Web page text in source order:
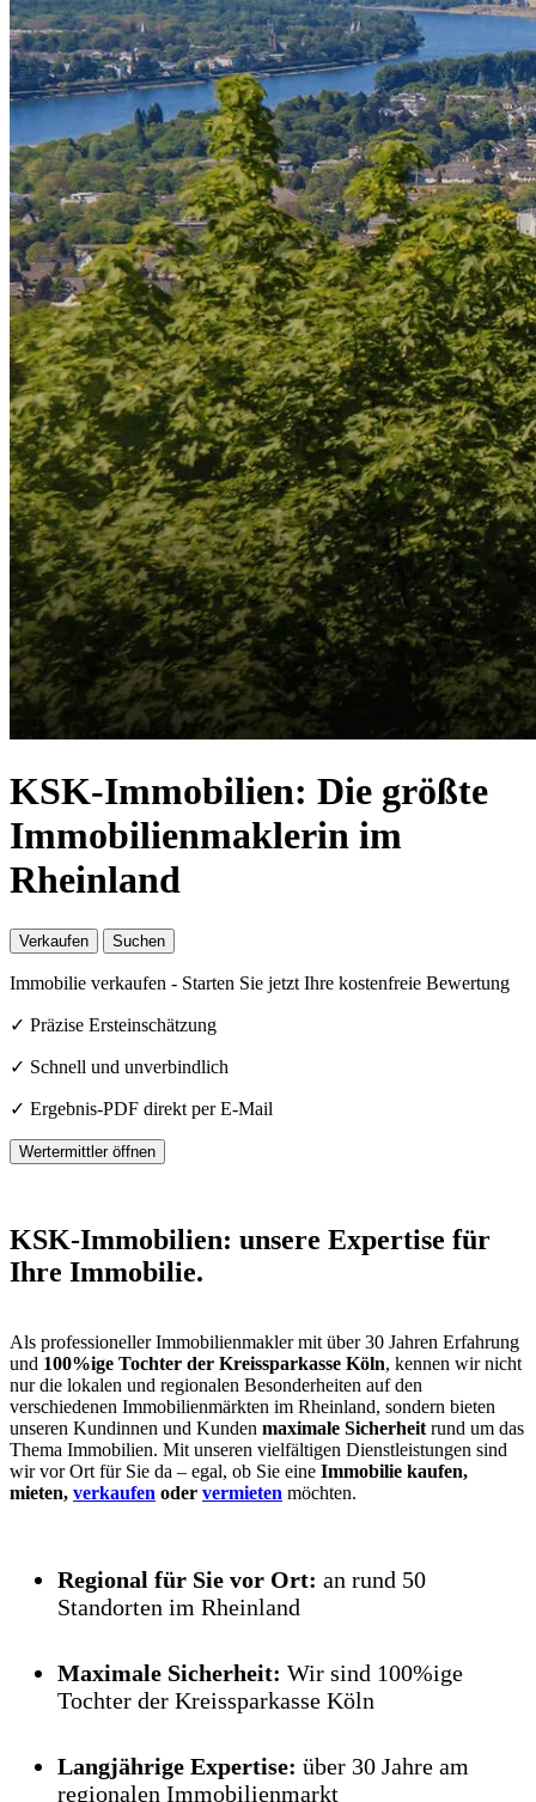
KSK-Immobilien: Die größte
Immobilienmaklerin im
Rheinland
Verkaufen Suchen
Immobilie verkaufen - Starten Sie jetzt Ihre kostenfreie Bewertung
✓ Präzise Ersteinschätzung
✓ Schnell und unverbindlich
✓ Ergebnis-PDF direkt per E-Mail
Wertermittler öffnen
KSK-Immobilien: unsere Expertise für
Ihre Immobilie.
Als professioneller Immobilienmakler mit über 30 Jahren Erfahrung
und 100%ige Tochter der Kreissparkasse Köln, kennen wir nicht
nur die lokalen und regionalen Besonderheiten auf den
verschiedenen Immobilienmärkten im Rheinland, sondern bieten
unseren Kundinnen und Kunden maximale Sicherheit rund um das
Thema Immobilien. Mit unseren vielfältigen Dienstleistungen sind
wir vor Ort für Sie da – egal, ob Sie eine Immobilie kaufen,
mieten, verkaufen oder vermieten möchten.
Regional für Sie vor Ort: an rund 50
Standorten im Rheinland
Maximale Sicherheit: Wir sind 100%ige
Tochter der Kreissparkasse Köln
Langjährige Expertise: über 30 Jahre am
regionalen Immobilienmarkt